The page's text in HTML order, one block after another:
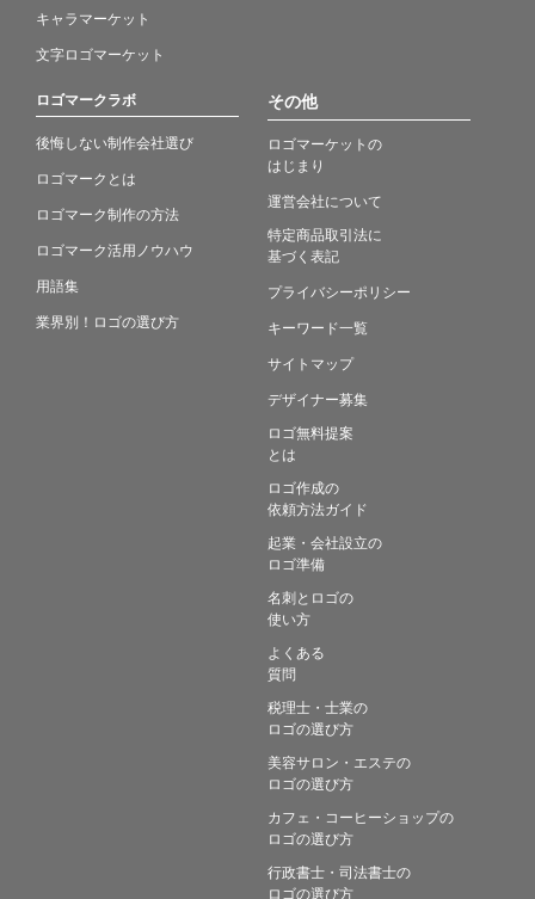
キャラマーケット
文字ロゴマーケット
ロゴマークラボ
後悔しない制作会社選び
ロゴマークとは
ロゴマーク制作の方法
ロゴマーク活用ノウハウ
用語集
業界別！ロゴの選び方
その他
ロゴマーケットの
はじまり
運営会社について
特定商品取引法に
基づく表記
プライバシーポリシー
キーワード一覧
サイトマップ
デザイナー募集
ロゴ無料提案
とは
ロゴ作成の
依頼方法ガイド
起業・会社設立の
ロゴ準備
名刺とロゴの
使い方
よくある
質問
税理士・士業の
ロゴの選び方
美容サロン・エステの
ロゴの選び方
カフェ・コーヒーショップの
ロゴの選び方
行政書士・司法書士の
ロゴの選び方